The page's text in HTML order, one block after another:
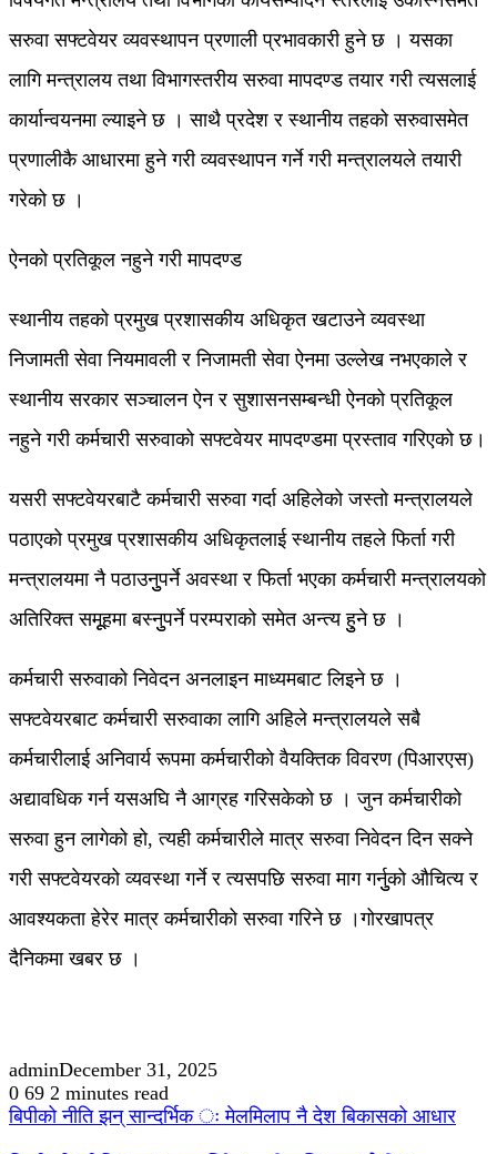
सरुवा सफ्टवेयर व्यवस्थापन प्रणाली प्रभावकारी हुने छ । यसका
लागि मन्त्रालय तथा विभागस्तरीय सरुवा मापदण्ड तयार गरी त्यसलाई
कार्यान्वयनमा ल्याइने छ । साथै प्रदेश र स्थानीय तहको सरुवासमेत
प्रणालीकै आधारमा हुने गरी व्यवस्थापन गर्ने गरी मन्त्रालयले तयारी
गरेको छ ।
ऐनको प्रतिकूल नहुने गरी मापदण्ड
स्थानीय तहको प्रमुख प्रशासकीय अधिकृत खटाउने व्यवस्था
निजामती सेवा नियमावली र निजामती सेवा ऐनमा उल्लेख नभएकाले र
स्थानीय सरकार सञ्चालन ऐन र सुशासनसम्बन्धी ऐनको प्रतिकूल
नहुने गरी कर्मचारी सरुवाको सफ्टवेयर मापदण्डमा प्रस्ताव गरिएको छ।
यसरी सफ्टवेयरबाटै कर्मचारी सरुवा गर्दा अहिलेको जस्तो मन्त्रालयले
पठाएको प्रमुख प्रशासकीय अधिकृतलाई स्थानीय तहले फिर्ता गरी
मन्त्रालयमा नै पठाउनुुपर्ने अवस्था र फिर्ता भएका कर्मचारी मन्त्रालयको
अतिरिक्त समूूहमा बस्नुुपर्ने परम्पराको समेत अन्त्य हुुने छ ।
कर्मचारी सरुवाको निवेदन अनलाइन माध्यमबाट लिइने छ ।
सफ्टवेयरबाट कर्मचारी सरुवाका लागि अहिले मन्त्रालयले सबै
कर्मचारीलाई अनिवार्य रूपमा कर्मचारीको वैयक्तिक विवरण (पिआरएस)
अद्यावधिक गर्न यसअघि नै आग्रह गरिसकेको छ । जुन कर्मचारीको
सरुवा हुन लागेको हो, त्यही कर्मचारीले मात्र सरुवा निवेदन दिन सक्ने
गरी सफ्टवेयरको व्यवस्था गर्ने र त्यसपछि सरुवा माग गर्नुुको औचित्य र
आवश्यकता हेरेर मात्र कर्मचारीको सरुवा गरिने छ ।गोरखापत्र
दैनिकमा खबर छ ।
adminDecember 31, 2025
0 69 2 minutes read
बिपीको नीति झन् सान्दर्भिक ः मेलमिलाप नै देश बिकासको आधार